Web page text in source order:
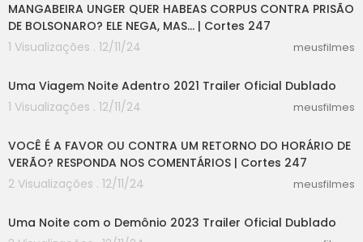
MANGABEIRA UNGER QUER HABEAS CORPUS CONTRA PRISÃO
DE BOLSONARO? ELE NEGA, MAS... | Cortes 247
1 Visualizações . 12/11/24
meusfilmes
Uma Viagem Noite Adentro 2021 Trailer Oficial Dublado
1 Visualizações . 12/11/24
meusfilmes
VOCÊ É A FAVOR OU CONTRA UM RETORNO DO HORÁRIO DE
VERÃO? RESPONDA NOS COMENTÁRIOS | Cortes 247
2 Visualizações . 12/11/24
meusfilmes
Uma Noite com o Demônio 2023 Trailer Oficial Dublado